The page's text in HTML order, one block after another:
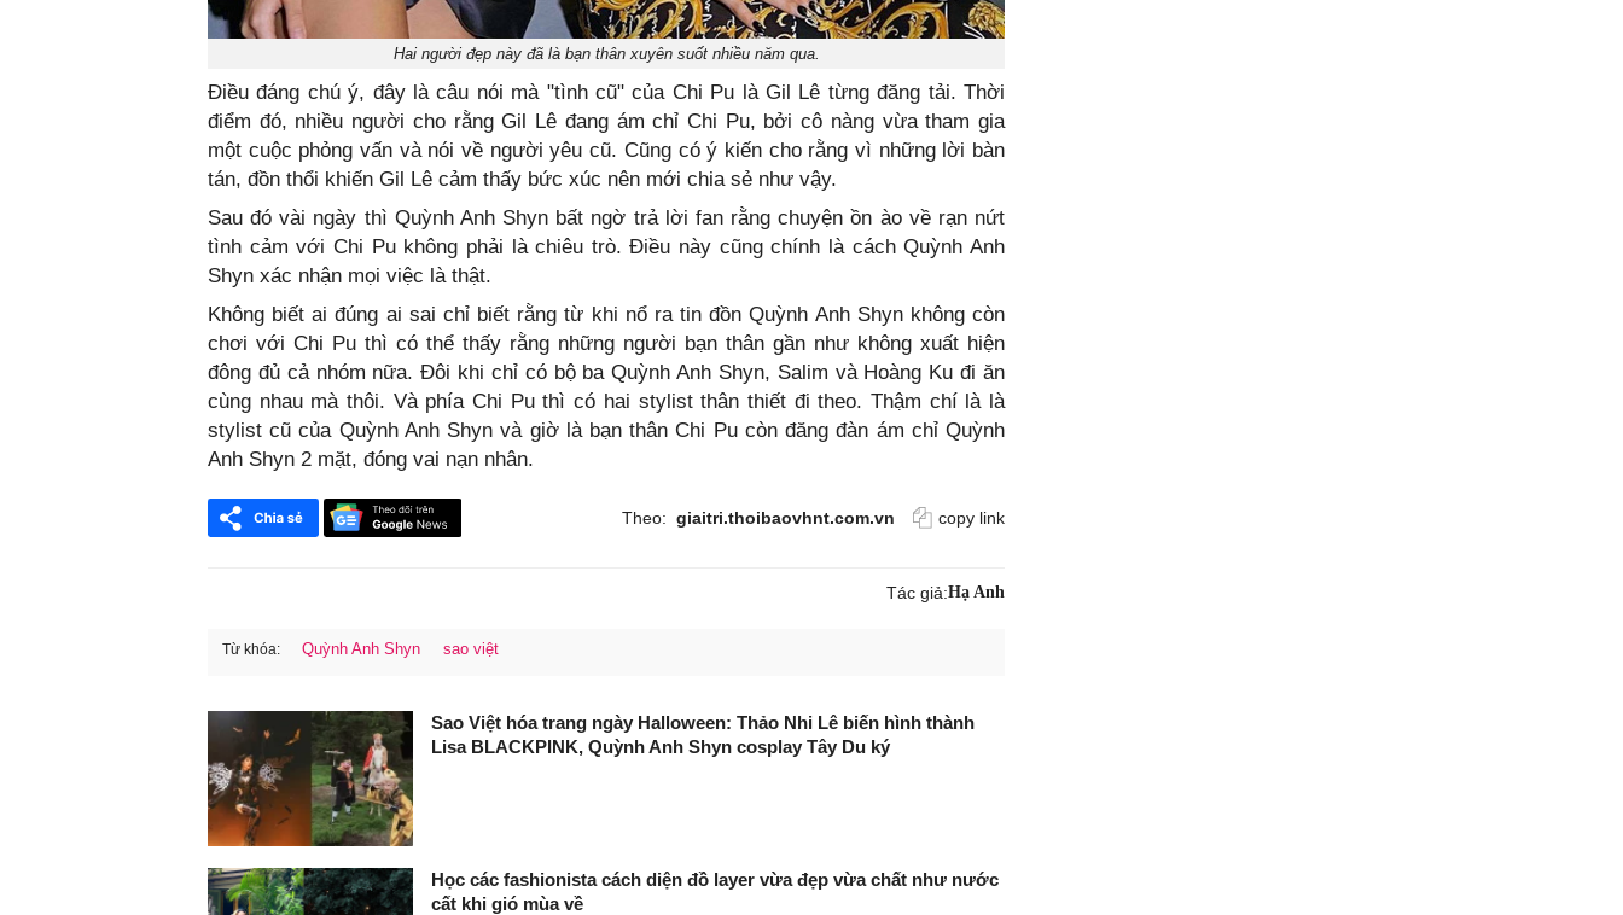
Hai người đẹp này đã là bạn thân xuyên suốt nhiều năm qua.
Điều đáng chú ý, đây là câu nói mà "tình cũ" của Chi Pu là Gil Lê từng đăng tải. Thời
điểm đó, nhiều người cho rằng Gil Lê đang ám chỉ Chi Pu, bởi cô nàng vừa tham gia
một cuộc phỏng vấn và nói về người yêu cũ. Cũng có ý kiến cho rằng vì những lời bàn
tán, đồn thổi khiến Gil Lê cảm thấy bức xúc nên mới chia sẻ như vậy.
Sau đó vài ngày thì Quỳnh Anh Shyn bất ngờ trả lời fan rằng chuyện ồn ào về rạn nứt
tình cảm với Chi Pu không phải là chiêu trò. Điều này cũng chính là cách Quỳnh Anh
Shyn xác nhận mọi việc là thật.
Không biết ai đúng ai sai chỉ biết rằng từ khi nổ ra tin đồn Quỳnh Anh Shyn không còn
chơi với Chi Pu thì có thể thấy rằng những người bạn thân gần như không xuất hiện
đông đủ cả nhóm nữa. Đôi khi chỉ có bộ ba Quỳnh Anh Shyn, Salim và Hoàng Ku đi ăn
cùng nhau mà thôi. Và phía Chi Pu thì có hai stylist thân thiết đi theo. Thậm chí là là
stylist cũ của Quỳnh Anh Shyn và giờ là bạn thân Chi Pu còn đăng đàn ám chỉ Quỳnh
Anh Shyn 2 mặt, đóng vai nạn nhân.
Theo: giaitri.thoibaovhnt.com.vn copy link
Tác giả:Hạ Anh
Từ khóa: Quỳnh Anh Shyn sao việt
Sao Việt hóa trang ngày Halloween: Thảo Nhi Lê biến hình thành
Lisa BLACKPINK, Quỳnh Anh Shyn cosplay Tây Du ký
Học các fashionista cách diện đồ layer vừa đẹp vừa chất như nước
cất khi gió mùa về